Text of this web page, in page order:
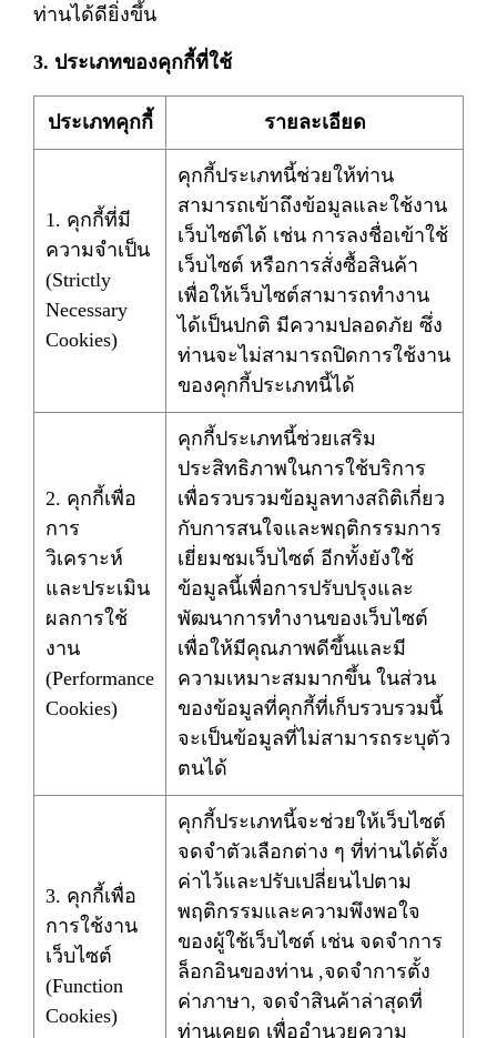
ท่านได้ดียิ่งขึ้น
3. ประเภทของคุกกี้ที่ใช้
ประเภทคุกกี้ รายละเอียด
1. คุกกี้ที่มี
ความจำเป็น
(Strictly
Necessary
Cookies)
คุกกี้ประเภทนี้ช่วยให้ท่าน
สามารถเข้าถึงข้อมูลและใช้งาน
เว็บไซต์ได้ เช่น การลงชื่อเข้าใช้
เว็บไซต์ หรือการสั่งซื้อสินค้า
เพื่อให้เว็บไซต์สามารถทำงาน
ได้เป็นปกติ มีความปลอดภัย ซึ่ง
ท่านจะไม่สามารถปิดการใช้งาน
ของคุกกี้ประเภทนี้ได้
2. คุกกี้เพื่อ
การ
วิเคราะห์
และประเมิน
ผลการใช้
งาน
(Performance
Cookies)
คุกกี้ประเภทนี้ช่วยเสริม
ประสิทธิภาพในการใช้บริการ
เพื่อรวบรวมข้อมูลทางสถิติเกี่ยว
กับการสนใจและพฤติกรรมการ
เยี่ยมชมเว็บไซต์ อีกทั้งยังใช้
ข้อมูลนี้เพื่อการปรับปรุงและ
พัฒนาการทำงานของเว็บไซต์
เพื่อให้มีคุณภาพดีขึ้นและมี
ความเหมาะสมมากขึ้น ในส่วน
ของข้อมูลที่คุกกี้ที่เก็บรวบรวมนี้
จะเป็นข้อมูลที่ไม่สามารถระบุตัว
ตนได้
3. คุกกี้เพื่อ
การใช้งาน
เว็บไซต์
(Function
Cookies)
คุกกี้ประเภทนี้จะช่วยให้เว็บไซต์
จดจำตัวเลือกต่าง ๆ ที่ท่านได้ตั้ง
ค่าไว้และปรับเปลี่ยนไปตาม
พฤติกรรมและความพึงพอใจ
ของผู้ใช้เว็บไซต์ เช่น จดจำการ
ล็อกอินของท่าน ,จดจำการตั้ง
ค่าภาษา, จดจำสินค้าล่าสุดที่
ท่านเคยดู เพื่ออำนวยความ